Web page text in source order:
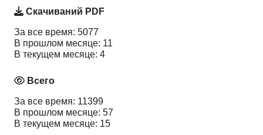
Скачиваний PDF
За все время: 5077
В прошлом месяце: 11
В текущем месяце: 4
Всего
За все время: 11399
В прошлом месяце: 57
В текущем месяце: 15